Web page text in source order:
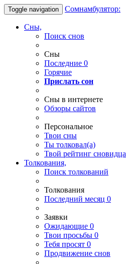
Toggle navigation Сомнамбулятор:
Сны,
Поиск снов
Сны
Последние 0
Горячие
Прислать сон
Сны в интернете
Обзоры сайтов
Персональное
Твои сны
Ты толковал(а)
Твой рейтинг сновидца
Толкования,
Поиск толкований
Толкования
Последний месяц 0
Заявки
Ожидающие 0
Твои просьбы 0
Тебя просят 0
Продвижение снов